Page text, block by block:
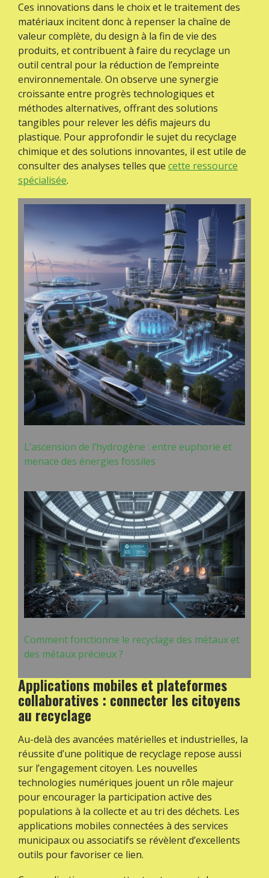
Ces innovations dans le choix et le traitement des
matériaux incitent donc à repenser la chaîne de
valeur complète, du design à la fin de vie des
produits, et contribuent à faire du recyclage un
outil central pour la réduction de l’empreinte
environnementale. On observe une synergie
croissante entre progrès technologiques et
méthodes alternatives, offrant des solutions
tangibles pour relever les défis majeurs du
plastique. Pour approfondir le sujet du recyclage
chimique et des solutions innovantes, il est utile de
consulter des analyses telles que cette ressource
spécialisée.
L’ascension de l’hydrogène : entre euphorie et
menace des énergies fossiles
Comment fonctionne le recyclage des métaux et
des métaux précieux ?
Applications mobiles et plateformes
collaboratives : connecter les citoyens
au recyclage
Au-delà des avancées matérielles et industrielles, la
réussite d’une politique de recyclage repose aussi
sur l’engagement citoyen. Les nouvelles
technologies numériques jouent un rôle majeur
pour encourager la participation active des
populations à la collecte et au tri des déchets. Les
applications mobiles connectées à des services
municipaux ou associatifs se révèlent d’excellents
outils pour favoriser ce lien.